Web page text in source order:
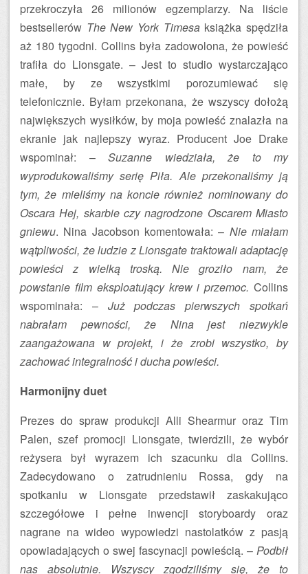
przekroczyła 26 milionów egzemplarzy. Na liście
bestsellerów The New York Timesaksiążka spędziła
aż 180 tygodni. Collins była zadowolona, że powieść
trafiła do Lionsgate. – Jest to studio wystarczająco
małe, by ze wszystkimi porozumiewać się
telefonicznie. Byłam przekonana, że wszyscy dołożą
największych wysiłków, by moja powieść znalazła na
ekranie jak najlepszy wyraz. Producent Joe Drake
wspominał: – Suzanne wiedziała, że to my
wyprodukowaliśmy serię Piła. Ale przekonaliśmy ją
tym, że mieliśmy na koncie również nominowany do
Oscara Hej, skarbie czy nagrodzone Oscarem Miasto
gniewu. Nina Jacobson komentowała: – Nie miałam
wątpliwości, że ludzie z Lionsgate traktowali adaptację
powieści z wielką troską. Nie groziło nam, że
powstanie film eksploatujący krew i przemoc. Collins
wspominała: – Już podczas pierwszych spotkań
nabrałam pewności, że Nina jest niezwykle
zaangażowana w projekt, i że zrobi wszystko, by
zachować integralność i ducha powieści.
Harmonijny duet
Prezes do spraw produkcji Alli Shearmur oraz Tim
Palen, szef promocji Lionsgate, twierdzili, że wybór
reżysera był wyrazem ich szacunku dla Collins.
Zadecydowano o zatrudnieniu Rossa, gdy na
spotkaniu w Lionsgate przedstawił zaskakująco
szczegółowe i pełne inwencji storyboardy oraz
nagrane na wideo wypowiedzi nastolatków z pasją
opowiadających o swej fascynacji powieścią. – Podbił
nas absolutnie. Wszyscy zgodziliśmy się, że to